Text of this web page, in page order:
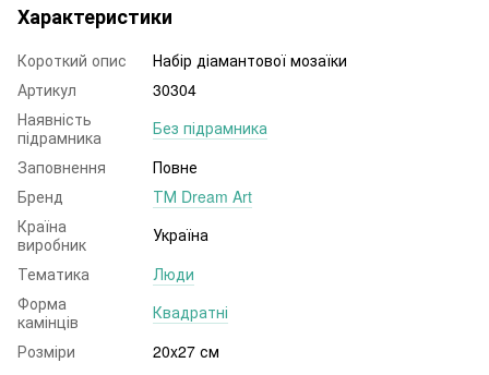
Характеристики
Короткий опис
Набір діамантової мозаїки
Артикул
30304
Наявність
підрамника
Без підрамника
Заповнення
Повне
Бренд
ТМ Dream Art
Країна
виробник
Україна
Тематика
Люди
Форма
камінців
Квадратні
Розміри
20x27 см